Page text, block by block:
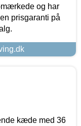
og har
prisgaranti på
kæde med 36